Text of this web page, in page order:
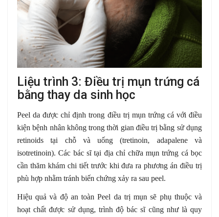
Liệu trình 3: Điều trị mụn trứng cá
bằng thay da sinh học
Peel da được chỉ định trong điều trị mụn trứng cá với điều
kiện bệnh nhân không trong thời gian điều trị bằng sử dụng
retinoids tại chỗ và uống (tretinoin, adapalene và
isotretinoin). Các bác sĩ tại địa chỉ chữa mụn trứng cá bọc
cần thăm khám chi tiết trước khi đưa ra phương án điều trị
phù hợp nhằm tránh biến chứng xảy ra sau peel.
Hiệu quả và độ an toàn Peel da trị mụn sẽ phụ thuộc và
hoạt chất được sử dụng, trình độ bác sĩ cũng như là quy